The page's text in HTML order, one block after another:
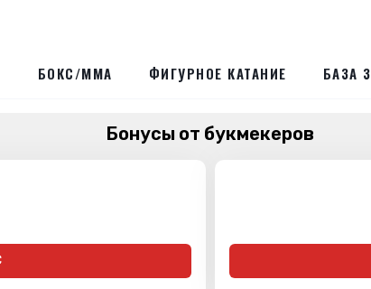
БОКС/ММА ФИГУРНОЕ КАТАНИЕ БАЗА
Бонусы от букмекеров